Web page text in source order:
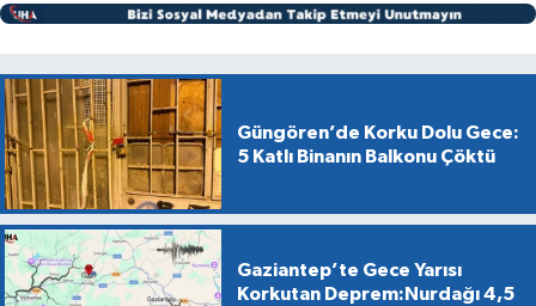
Güngören’de Korku Dolu Gece:
5 Katlı Binanın Balkonu Çöktü
Gaziantep’te Gece Yarısı
Korkutan Deprem:Nurdağı 4,5